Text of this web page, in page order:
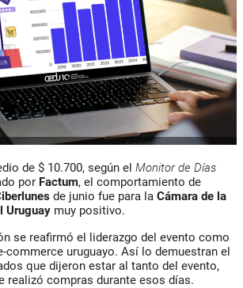
de $ 10.700, según el Monitor de Días
por Factum, el comportamiento de
de junio fue para la Cámara de la
Uruguay muy positivo.
se reafirmó el liderazgo del evento como
commerce uruguayo. Así lo demuestran el
que dijeron estar al tanto del evento,
realizó compras durante esos días.